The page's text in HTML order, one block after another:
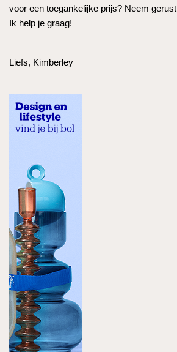
voor een toegankelijke prijs? Neem gerust
Ik help je graag!
Liefs, Kimberley